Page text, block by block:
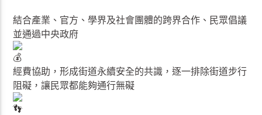
結合產業、官方、學界及社會團體的跨界合作、民眾倡議
並通過中央政府
經費協助，形成街道永續安全的共識，逐一排除街道步行
阻礙，讓民眾都能夠通行無礙